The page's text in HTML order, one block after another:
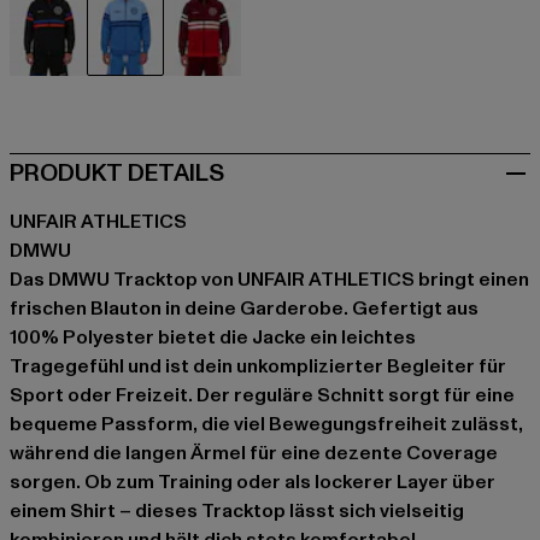
PRODUKT DETAILS
UNFAIR ATHLETICS
DMWU
Das DMWU Tracktop von UNFAIR ATHLETICS bringt einen
frischen Blauton in deine Garderobe. Gefertigt aus
100% Polyester bietet die Jacke ein leichtes
Tragegefühl und ist dein unkomplizierter Begleiter für
Sport oder Freizeit. Der reguläre Schnitt sorgt für eine
bequeme Passform, die viel Bewegungsfreiheit zulässt,
während die langen Ärmel für eine dezente Coverage
sorgen. Ob zum Training oder als lockerer Layer über
einem Shirt – dieses Tracktop lässt sich vielseitig